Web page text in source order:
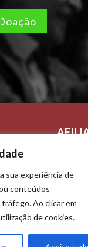
sua experiência de
conteúdos
Ao clicar em
de cookies.